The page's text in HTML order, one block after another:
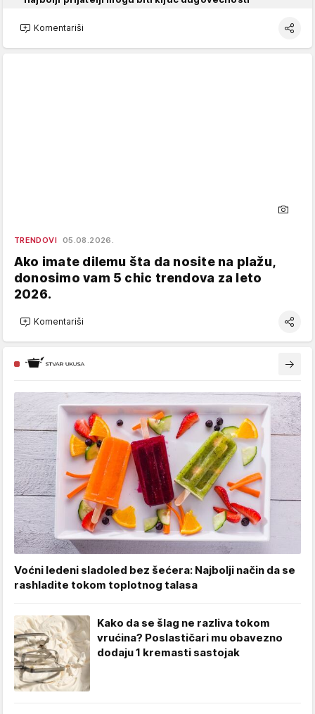
Komentariši
TRENDOVI 05.08.2026.
Ako imate dilemu šta da nosite na plažu,
donosimo vam 5 chic trendova za leto
2026.
Komentariši
Voćni ledeni sladoled bez šećera: Najbolji način da se
rashladite tokom toplotnog talasa
Kako da se šlag ne razliva tokom
vrućina? Poslastičari mu obavezno
dodaju 1 kremasti sastojak